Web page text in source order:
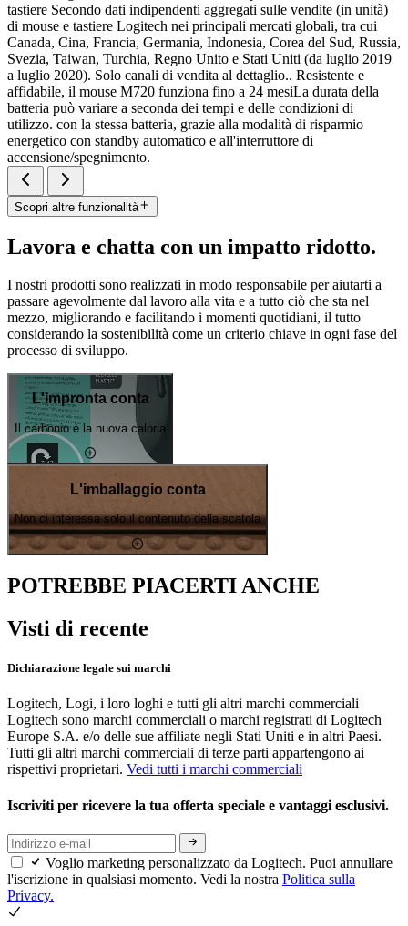
tastiere Secondo dati indipendenti aggregati sulle vendite (in unità)
di mouse e tastiere Logitech nei principali mercati globali, tra cui
Canada, Cina, Francia, Germania, Indonesia, Corea del Sud, Russia,
Svezia, Taiwan, Turchia, Regno Unito e Stati Uniti (da luglio 2019
a luglio 2020). Solo canali di vendita al dettaglio.. Resistente e
affidabile, il mouse M720 funziona fino a 24 mesiLa durata della
batteria può variare a seconda dei tempi e delle condizioni di
utilizzo. con la stessa batteria, grazie alla modalità di risparmio
energetico con standby automatico e all'interruttore di
accensione/spegnimento.
Scopri altre funzionalità
Lavora e chatta con un impatto ridotto.
I nostri prodotti sono realizzati in modo responsabile per aiutarti a
passare agevolmente dal lavoro alla vita e a tutto ciò che sta nel
mezzo, migliorando e facilitando i momenti quotidiani, il tutto
considerando la sostenibilità come un criterio chiave in ogni fase del
processo di sviluppo.
L'impronta conta
Il carbonio è la nuova caloria
L'imballaggio conta
Non ci interessa solo il contenuto della scatola
POTREBBE PIACERTI ANCHE
Visti di recente
Dichiarazione legale sui marchi
Logitech, Logi, i loro loghi e tutti gli altri marchi commerciali
Logitech sono marchi commerciali o marchi registrati di Logitech
Europe S.A. e/o delle sue affiliate negli Stati Uniti e in altri Paesi.
Tutti gli altri marchi commerciali di terze parti appartengono ai
rispettivi proprietari. Vedi tutti i marchi commerciali
Iscriviti per ricevere la tua offerta speciale e vantaggi esclusivi.
Voglio marketing personalizzato da Logitech. Puoi annullare
l'iscrizione in qualsiasi momento. Vedi la nostra Politica sulla
Privacy.